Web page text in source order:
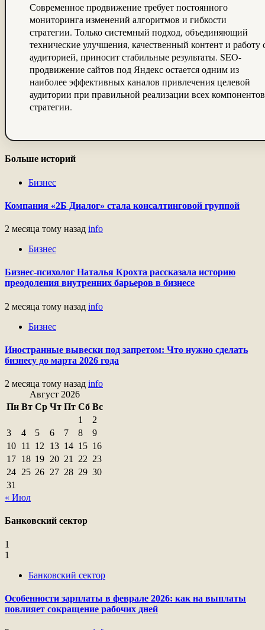
Современное продвижение требует постоянного
мониторинга изменений алгоритмов и гибкости
стратегии. Только системный подход, объединяющий
технические улучшения, качественный контент и работу
аудиторией, приносит стабильные результаты. SEO-
продвижение сайтов под Яндекс остается одним из
наиболее эффективных каналов привлечения целевой
аудитории при правильной реализации всех компонентов
стратегии.
Больше историй
Бизнес
Компания «2Б Диалог» стала консалтинговой группой
2 месяца тому назад info
Бизнес
Бизнес-психолог Наталья Крохта рассказала историю
преодоления внутренних барьеров в бизнесе
2 месяца тому назад info
Бизнес
Иностранные вывески под запретом: Что нужно сделать
бизнесу до марта 2026 года
2 месяца тому назад info
Август 2026
Пн Вт Ср Чт Пт Сб Вс
1
2
3
4 5 6 7 8
9
10 11 12 13 14 15 16
17 18 19 20 21 22 23
24 25 26 27 28 29 30
31
« Июл
Банковский сектор
1
1
Банковский сектор
Особенности зарплаты в феврале 2026: как на выплаты
повлияет сокращение рабочих дней